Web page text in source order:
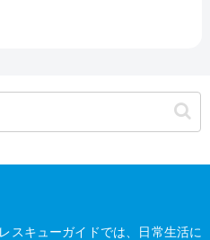
スキューガイドでは、日常生活に